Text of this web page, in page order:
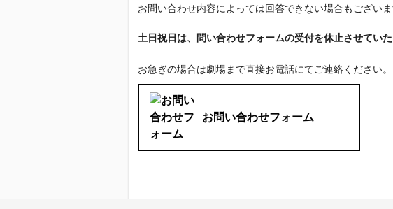
お問い合わせ内容によっては回答できない場合もございま
土日祝日は、問い合わせフォームの受付を休止させていた
お急ぎの場合は劇場まで直接お電話にてご連絡ください。
お問い合わせフォーム